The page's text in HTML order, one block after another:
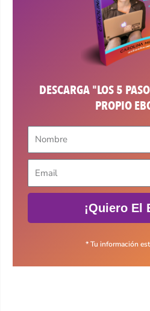
DESCARGA "LOS 5
PROPIO
¡Quiero El
* Tu información